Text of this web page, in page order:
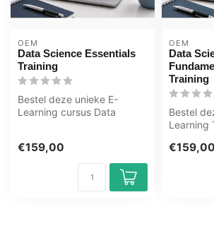
OEM
Data Science Essentials
Training
Bestel deze unieke E-
Learning cursus Data
€159,00
OEM
Data
Training
Bestel
Learning
online, 1 ...
€159,00